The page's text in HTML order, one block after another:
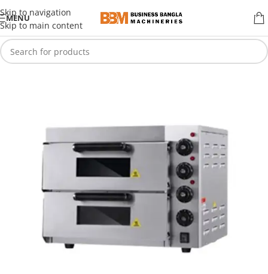
Skip to navigation
Skip to main content
MENU